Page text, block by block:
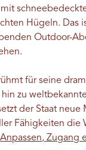
mit
Hügeln. Das
Outdoor-
für seine
zu
der Staat neue
Fähigkeiten
Anpassen, Zugang